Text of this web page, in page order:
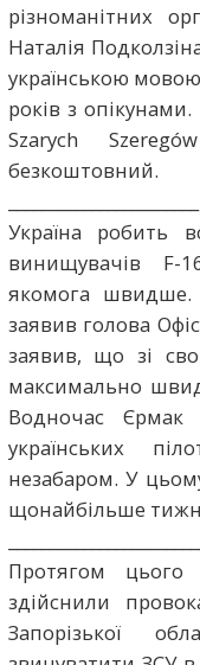
різноманітних
Наталія
українською
років з
Szarych
безкоштовний.
Україна робить
винищувачів F-
якомога швидше.
заявив голова
заявив, що зі
максимально
Водночас
українських
незабаром. У
щонайбільше
Протягом цього
здійснили
Запорізької